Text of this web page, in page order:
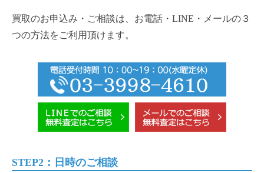
買取のお申込み・ご相談は、お電話・LINE・メールの３
つの方法をご利用頂けます。
STEP2：日時のご相談